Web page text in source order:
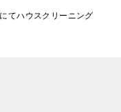
てハウスクリーニング